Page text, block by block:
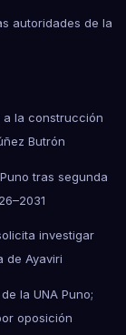
autoridades de la
a la construcción
Butrón
tras segunda
investigar
de Ayaviri
la UNA Puno;
oposición